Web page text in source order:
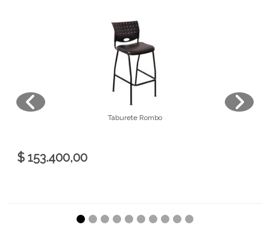
Taburete Rombo
$ 153.400,00